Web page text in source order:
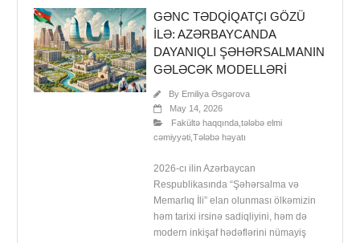
GƏNC TƏDQIQATÇI GÖZÜ
ILƏ: AZƏRBAYCANDA
DAYANIQLI ŞƏHƏRSALMANIN
GƏLƏCƏK MODELLƏRI
By Emiliya Əsgərova
May 14, 2026
Fakültə haqqında ,tələbə elmi
cəmiyyəti ,Tələbə həyatı
2026-cı ilin Azərbaycan
Respublikasında “Şəhərsalma və
Memarlıq İli” elan olunması ölkəmizin
həm tarixi irsinə sadiqliyini, həm də
modern inkişaf hədəflərini nümayiş